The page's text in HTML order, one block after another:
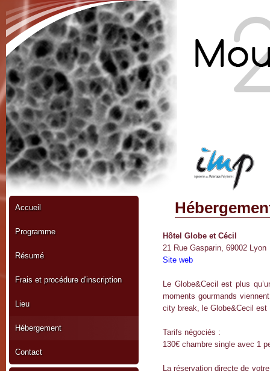
Accueil
Programme
Résumé
Frais et procédure d'inscription
Lieu
Hébergement
Contact
Hôtel Globe et Cécil
21 Rue Gasparin, 69002 Lyon
Site web
Le Globe&Cecil est plus
moments gourmands
city break, le Globe&Cecil est
Tarifs négociés :
130€ chambre single avec 1
La réservation directe de